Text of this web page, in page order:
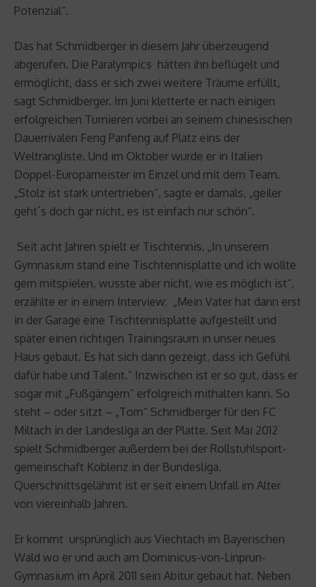
Potenzial“.
Das hat Schmidberger in diesem Jahr überzeugend
abgerufen. Die Paralympics hätten ihn beflügelt und
ermöglicht, dass er sich zwei weitere Träume erfüllt,
sagt Schmidberger. Im Juni kletterte er nach einigen
erfolgreichen Turnieren vorbei an seinem chinesischen
Dauerrivalen Feng Panfeng auf Platz eins der
Weltrangliste. Und im Oktober wurde er in Italien
Doppel-Europameister im Einzel und mit dem Team.
„Stolz ist stark untertrieben“, sagte er damals, „geiler
geht´s doch gar nicht, es ist einfach nur schön“.
Seit acht Jahren spielt er Tischtennis. „In unserem
Gymnasium stand eine Tischtennisplatte und ich wollte
gern mitspielen, wusste aber nicht, wie es möglich ist“,
erzählte er in einem Interview: „Mein Vater hat dann erst
in der Garage eine Tischtennisplatte aufgestellt und
später einen richtigen Trainingsraum in unser neues
Haus gebaut. Es hat sich dann gezeigt, dass ich Gefühl
dafür habe und Talent.“ Inzwischen ist er so gut, dass er
sogar mit „Fußgängern“ erfolgreich mithalten kann. So
steht – oder sitzt – „Tom“ Schmidberger für den FC
Miltach in der Landesliga an der Platte. Seit Mai 2012
spielt Schmidberger außerdem bei der Rollstuhlsport-
gemeinschaft Koblenz in der Bundesliga.
Querschnittsgelähmt ist er seit einem Unfall im Alter
von viereinhalb Jahren.
Er kommt ursprünglich aus Viechtach im Bayerischen
Wald wo er und auch am Dominicus-von-Linprun-
Gymnasium im April 2011 sein Abitur gebaut hat. Neben